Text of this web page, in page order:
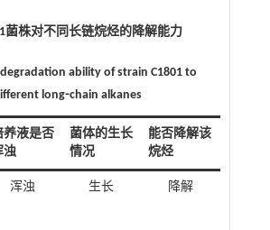
菌株对不同长链烷烃的降解能力
degradation ability of strain C1801 to
long⁃chain alkanes
养液是否
浊
菌体的生长
情况
能否降解该
烷烃
浑浊 生长 降解